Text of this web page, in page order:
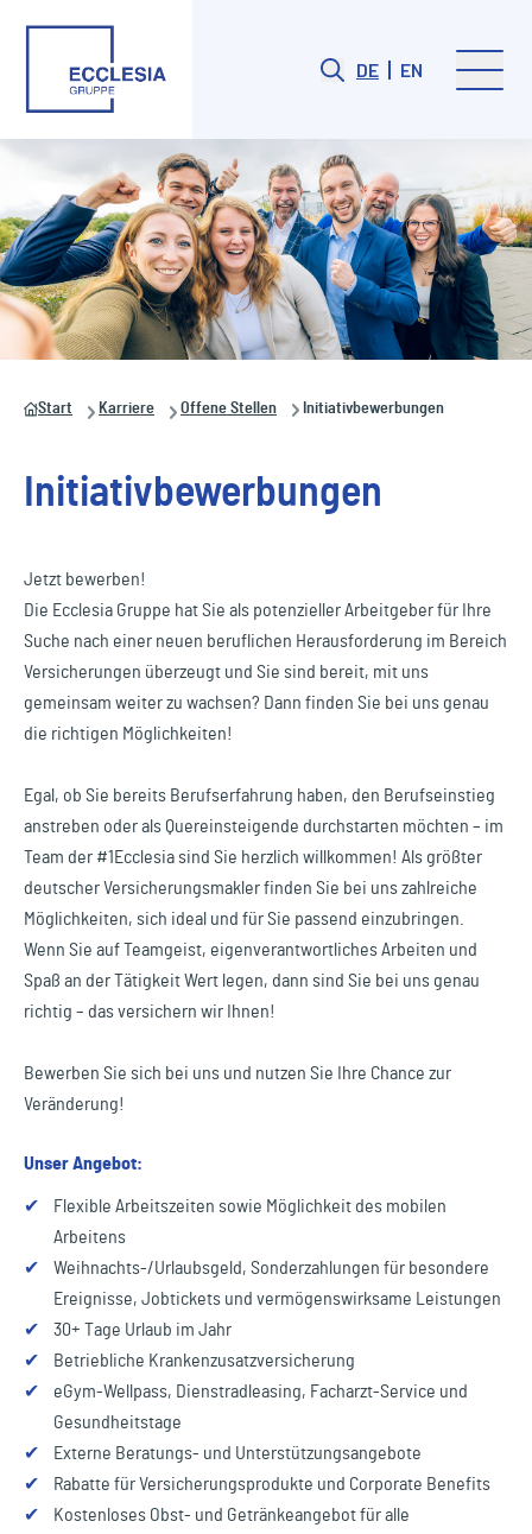
DE EN
Start Karriere Offene Stellen Initiativbewerbungen
Initiativbewerbungen
Jetzt bewerben!
Die Ecclesia Gruppe hat Sie als potenzieller Arbeitgeber für Ihre
Suche nach einer neuen beruflichen Herausforderung im Bereich
Versicherungen überzeugt und Sie sind bereit, mit uns
gemeinsam weiter zu wachsen? Dann finden Sie bei uns genau
die richtigen Möglichkeiten!
Egal, ob Sie bereits Berufserfahrung haben, den Berufseinstieg
anstreben oder als Quereinsteigende durchstarten möchten – im
Team der #1Ecclesia sind Sie herzlich willkommen! Als größter
deutscher Versicherungsmakler finden Sie bei uns zahlreiche
Möglichkeiten, sich ideal und für Sie passend einzubringen.
Wenn Sie auf Teamgeist, eigenverantwortliches Arbeiten und
Spaß an der Tätigkeit Wert legen, dann sind Sie bei uns genau
richtig – das versichern wir Ihnen!
Bewerben Sie sich bei uns und nutzen Sie Ihre Chance zur
Veränderung!
Unser Angebot:
✔
Flexible Arbeitszeiten sowie Möglichkeit des mobilen
Arbeitens
✔
Weihnachts-/Urlaubsgeld, Sonderzahlungen für besondere
Ereignisse, Jobtickets und vermögenswirksame Leistungen
✔
30+ Tage Urlaub im Jahr
✔
Betriebliche Krankenzusatzversicherung
✔
eGym-Wellpass, Dienstradleasing, Facharzt-Service und
Gesundheitstage
✔
Externe Beratungs- und Unterstützungsangebote
✔
Rabatte für Versicherungsprodukte und Corporate Benefits
✔
Kostenloses Obst- und Getränkeangebot für alle